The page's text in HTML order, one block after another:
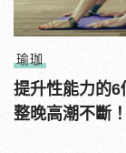
瑜珈
提升性能力的6
整晚高潮不斷！